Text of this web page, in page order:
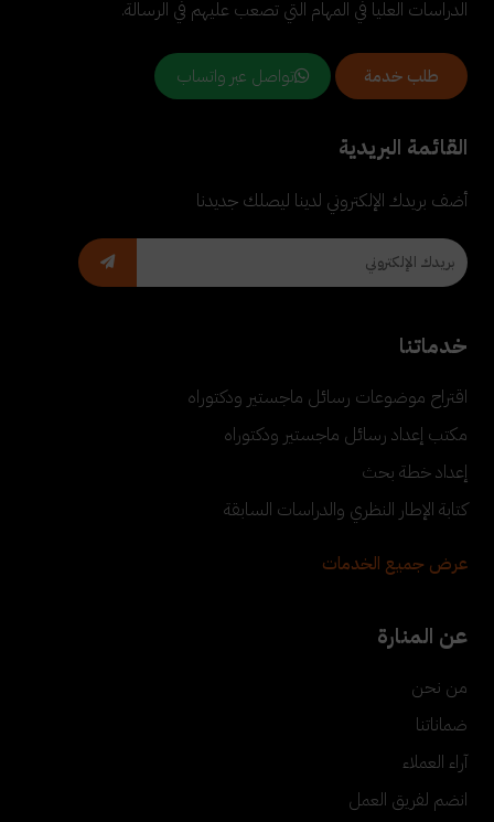
الدراسات العليا في المهام التي تصعب عليهم في الرسالة.
طلب خدمة تواصل عبر واتساب
القائمة البريدية
أضف بريدك الإلكتروني لدينا ليصلك جديدنا
خدماتنا
اقتراح موضوعات رسائل ماجستير ودكتوراه
مكتب إعداد رسائل ماجستير ودكتوراه
إعداد خطة بحث
كتابة الإطار النظري والدراسات السابقة
عرض جميع الخدمات
عن المنارة
من نحن
ضماناتنا
آراء العملاء
انضم لفريق العمل